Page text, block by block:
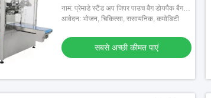
नाम: प्रेमाडे स्टैंड अप जिपर पाउच बैग डोयपैक बैग
पैकिंग मशीन
आवेदन: भोजन, चिकित्सा, रासायनिक, कमोडिटी
सबसे अच्छी कीमत पाएं